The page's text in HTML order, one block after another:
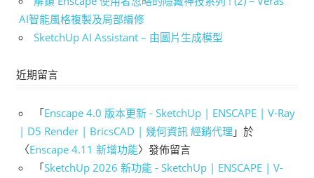
AI智能風格複製及局部編修
SketchUp AI Assistant – 由圖片生成模型
近期留言
「Enscape 4.0 版本更新 - SketchUp | ENSCAPE | V-Ray
| D5 Render | BricsCAD | 幾何資訊 經銷代理 」於
〈Enscape 4.11 新增功能〉發佈留言
「SketchUp 2026 新功能 - SketchUp | ENSCAPE | V-